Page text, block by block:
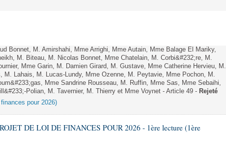
Bonnet, M. Amirshahi, Mme Arrighi, Mme Autain, Mme Balage El Mariky,
M. Biteau, M. Nicolas Bonnet, Mme Chatelain, M. Corbi&#232;re, M.
Mme Garin, M. Damien Girard, M. Gustave, Mme Catherine Hervieu, M.
M. Lahais, M. Lucas-Lundy, Mme Ozenne, M. Peytavie, Mme Pochon, M.
Mme Sandrine Rousseau, M. Ruffin, Mme Sas, Mme Sebaihi,
Polian, M. Tavernier, M. Thierry et Mme Voynet - Article 49 - Rejeté
pour 2026)
DE LOI DE FINANCES POUR 2026 - 1ère lecture (1ère